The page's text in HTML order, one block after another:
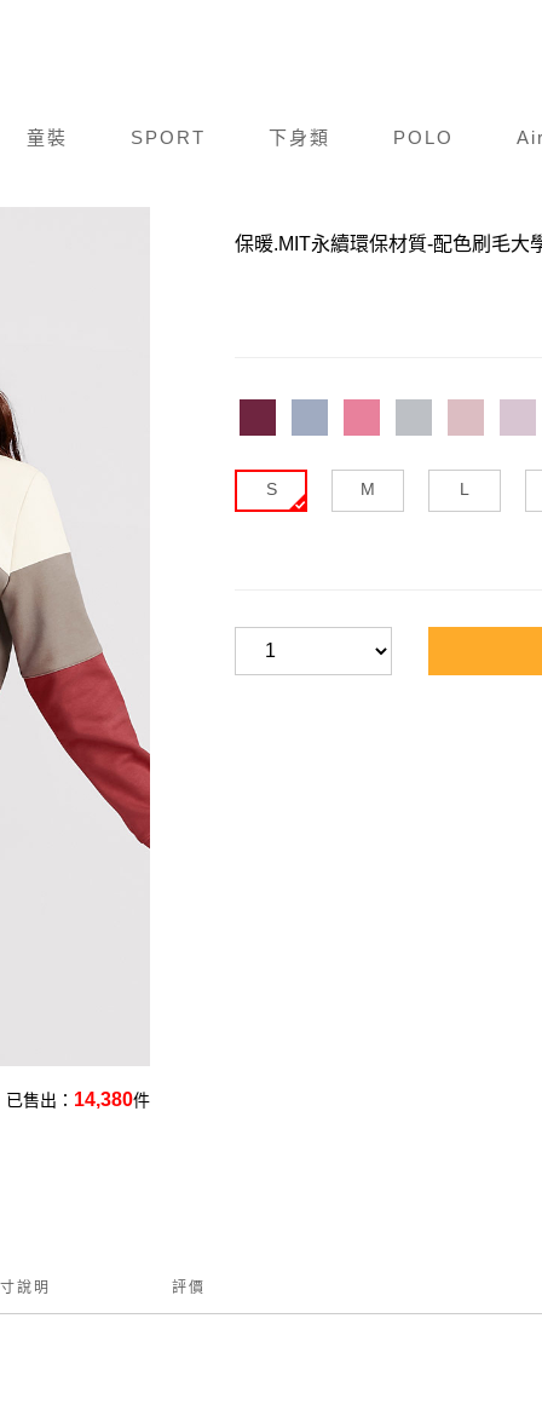
童裝 SPORT 下身類 POLO
已售出： 14,380件
保暖.MIT永續環保材質-配色刷毛大
S M L
說明 評價